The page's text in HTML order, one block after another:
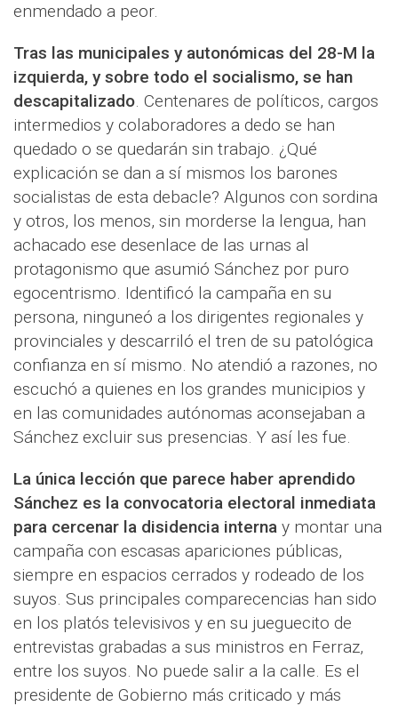
enmendado a peor.
Tras las municipales y autonómicas del 28-M la
izquierda, y sobre todo el socialismo, se han
descapitalizado. Centenares de políticos, cargos
intermedios y colaboradores a dedo se han
quedado o se quedarán sin trabajo. ¿Qué
explicación se dan a sí mismos los barones
socialistas de esta debacle? Algunos con sordina
y otros, los menos, sin morderse la lengua, han
achacado ese desenlace de las urnas al
protagonismo que asumió Sánchez por puro
egocentrismo. Identificó la campaña en su
persona, ninguneó a los dirigentes regionales y
provinciales y descarriló el tren de su patológica
confianza en sí mismo. No atendió a razones, no
escuchó a quienes en los grandes municipios y
en las comunidades autónomas aconsejaban a
Sánchez excluir sus presencias. Y así les fue.
La única lección que parece haber aprendido
Sánchez es la convocatoria electoral inmediata
para cercenar la disidencia interna y montar una
campaña con escasas apariciones públicas,
siempre en espacios cerrados y rodeado de los
suyos. Sus principales comparecencias han sido
en los platós televisivos y en su jueguecito de
entrevistas grabadas a sus ministros en Ferraz,
entre los suyos. No puede salir a la calle. Es el
presidente de Gobierno más criticado y más